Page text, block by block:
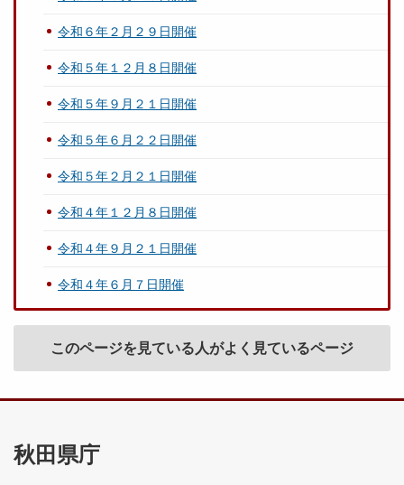
令和６年２月２９日開催
令和５年１２月８日開催
令和５年９月２１日開催
令和５年６月２２日開催
令和５年２月２１日開催
令和４年１２月８日開催
令和４年９月２１日開催
令和４年６月７日開催
このページを見ている人がよく見ているページ
秋田県庁